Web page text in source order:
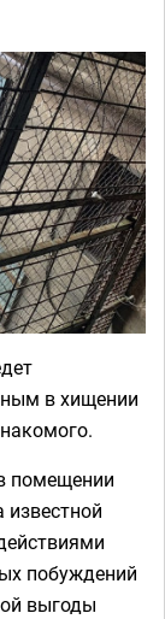
в хищении
помещении
известной
побуждений
выгоды